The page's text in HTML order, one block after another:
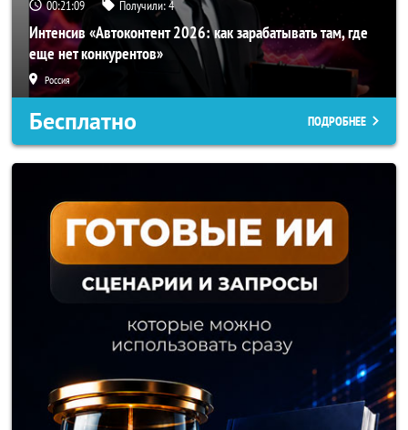
00:21:06 Получили:4
Интенсив «Автоконтент 2026: как зарабатывать там, где
еще нет конкурентов»
Россия
Бесплатно ПОДРОБНЕЕ